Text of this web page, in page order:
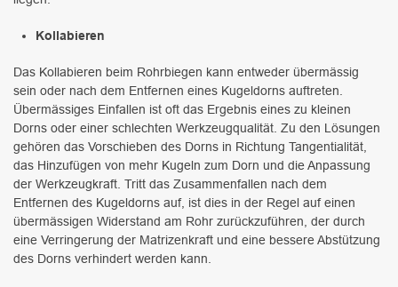
Kollabieren
Das Kollabieren beim Rohrbiegen kann entweder übermässig
sein oder nach dem Entfernen eines Kugeldorns auftreten.
Übermässiges Einfallen ist oft das Ergebnis eines zu kleinen
Dorns oder einer schlechten Werkzeugqualität. Zu den Lösungen
gehören das Vorschieben des Dorns in Richtung Tangentialität,
das Hinzufügen von mehr Kugeln zum Dorn und die Anpassung
der Werkzeugkraft. Tritt das Zusammenfallen nach dem
Entfernen des Kugeldorns auf, ist dies in der Regel auf einen
übermässigen Widerstand am Rohr zurückzuführen, der durch
eine Verringerung der Matrizenkraft und eine bessere Abstützung
des Dorns verhindert werden kann.